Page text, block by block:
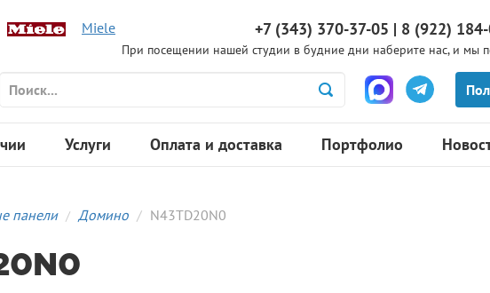
Miele +7 (343) 370-37-05 | 8 (922)
При посещении нашей студии в будние дни наберите нас, и мы
Услуги Оплата и доставка Портфолио
панели Домино N43TD20N0